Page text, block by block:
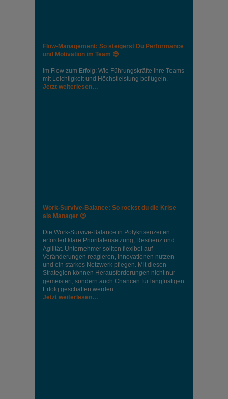
Flow-Management: So steigerst Du Performance
und Motivation im Team 😎
Im Flow zum Erfolg: Wie Führungskräfte ihre Teams
mit Leichtigkeit und Höchstleistung beflügeln.
Jetzt weiterlesen…
Work-Survive-Balance: So rockst du die Krise
als Manager 😉
Die Work-Survive-Balance in Polykrisenzeiten
erfordert klare Prioritätensetzung, Resilienz und
Agilität. Unternehmer sollten flexibel auf
Veränderungen reagieren, Innovationen nutzen
und ein starkes Netzwerk pflegen. Mit diesen
Strategien können Herausforderungen nicht nur
gemeistert, sondern auch Chancen für langfristigen
Erfolg geschaffen werden.
Jetzt weiterlesen…